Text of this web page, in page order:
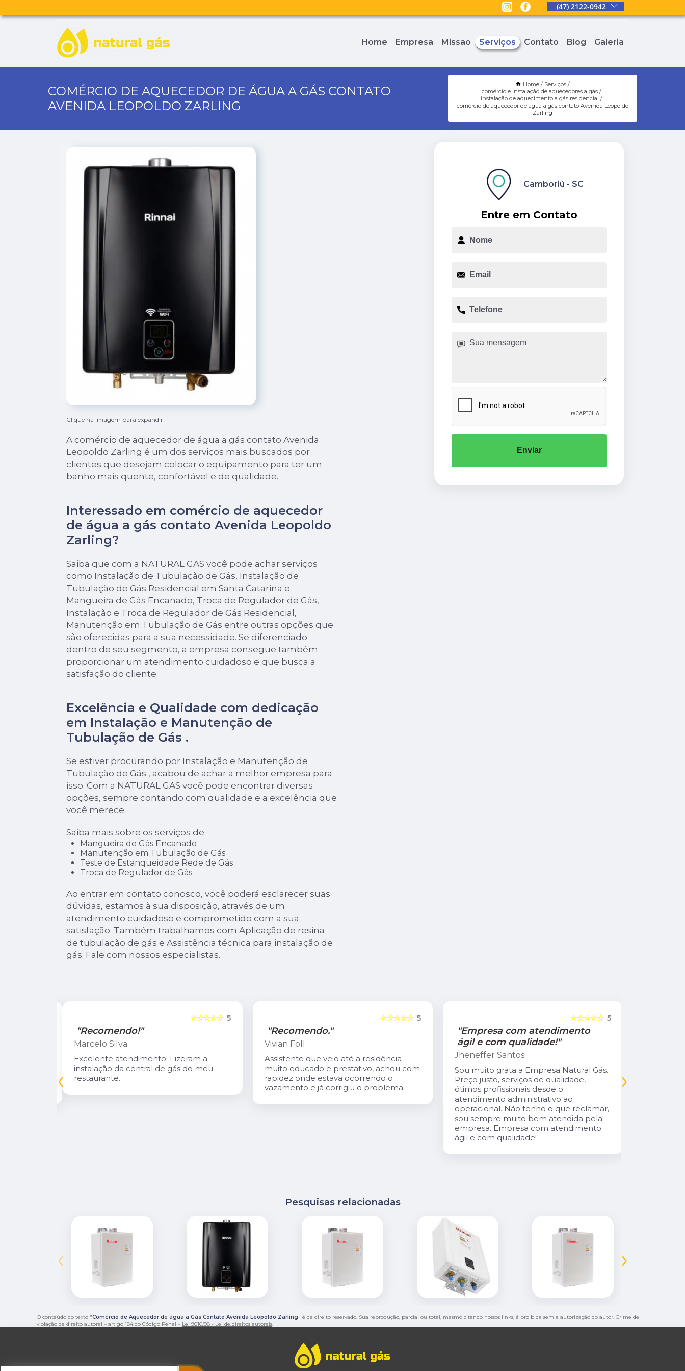
(47) 2122-0942
Home Empresa Missão Serviços Contato Blog Galeria
COMÉRCIO DE AQUECEDOR DE ÁGUA A GÁS CONTATO
AVENIDA LEOPOLDO ZARLING
Home
Serviços
comércio e instalação de aquecedores a gás
instalação de aquecimento a gás residencial
comércio de aquecedor de água a gás contato Avenida Leopoldo
Zarling
Clique na imagem para expandir
A comércio de aquecedor de água a gás contato Avenida
Leopoldo Zarling é um dos serviços mais buscados por
clientes que desejam colocar o equipamento para ter um
banho mais quente, confortável e de qualidade.
Interessado em comércio de aquecedor
de água a gás contato Avenida Leopoldo
Zarling?
Saiba que com a NATURAL GAS você pode achar serviços
como Instalação de Tubulação de Gás, Instalação de
Tubulação de Gás Residencial em Santa Catarina e
Mangueira de Gás Encanado, Troca de Regulador de Gás,
Instalação e Troca de Regulador de Gás Residencial,
Manutenção em Tubulação de Gás entre outras opções que
são oferecidas para a sua necessidade. Se diferenciado
dentro de seu segmento, a empresa consegue também
proporcionar um atendimento cuidadoso e que busca a
satisfação do cliente.
Excelência e Qualidade com dedicação
em Instalação e Manutenção de
Tubulação de Gás .
Se estiver procurando por Instalação e Manutenção de
Tubulação de Gás , acabou de achar a melhor empresa para
isso. Com a NATURAL GAS você pode encontrar diversas
opções, sempre contando com qualidade e a excelência que
você merece.
Saiba mais sobre os serviços de:
Mangueira de Gás Encanado
Manutenção em Tubulação de Gás
Teste de Estanqueidade Rede de Gás
Troca de Regulador de Gás
Ao entrar em contato conosco, você poderá esclarecer suas
dúvidas, estamos à sua disposição, através de um
atendimento cuidadoso e comprometido com a sua
satisfação. Também trabalhamos com Aplicação de resina
de tubulação de gás e Assistência técnica para instalação de
gás. Fale com nossos especialistas.
Entre em Contato
Camboriú - SC
Enviar
5
☆☆☆☆☆
"Recomendo!"
Marcelo Silva
Excelente atendimento! Fizeram a
instalação da central de gás do meu
restaurante.
5
☆☆☆☆☆
"Recomendo."
Vivian Foll
Assistente que veio até a residência
muito educado e prestativo, achou com
rapidez onde estava ocorrendo o
vazamento e já corrigiu o problema.
5
☆☆☆☆☆
"Empresa com atendimento
ágil e com qualidade!"
Jheneffer Santos
Sou muito grata a Empresa Natural Gás.
Preço justo, serviços de qualidade,
ótimos profissionais desde o
atendimento administrativo ao
operacional. Não tenho o que reclamar,
sou sempre muito bem atendida pela
empresa. Empresa com atendimento
ágil e com qualidade!
‹ ›
Pesquisas relacionadas
‹ ›
O conteúdo do texto "Comércio de Aquecedor de água a Gás Contato Avenida Leopoldo Zarling" é de direito reservado. Sua reprodução, parcial ou total, mesmo citando nossos links, é proibida sem a autorização do autor. Crime de
violação de direito autoral – artigo 184 do Código Penal – Lei 9610/98 - Lei de direitos autorais.